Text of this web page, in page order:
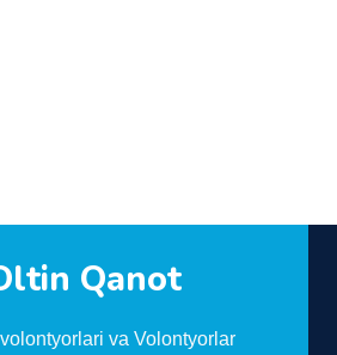
Qanot
va Volontyorlar